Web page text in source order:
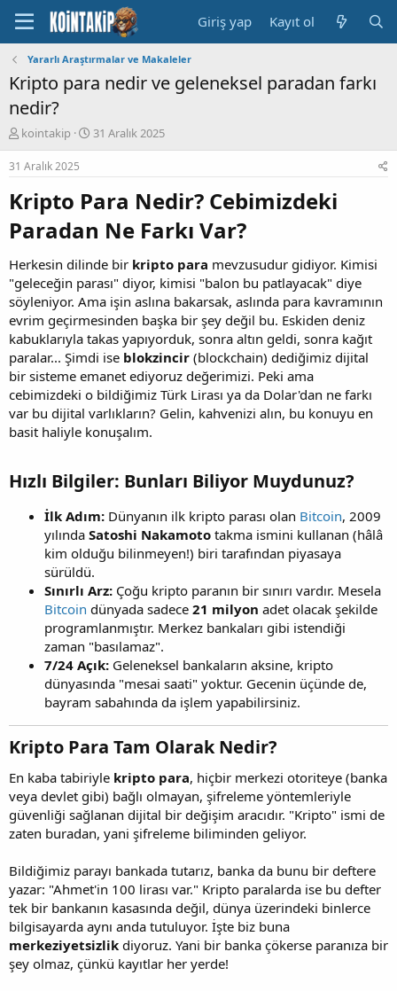
Giriş yap Kayıt ol
Yararlı Araştırmalar ve Makaleler
Kripto para nedir ve geleneksel paradan farkı
nedir?
K
o
n
y
u
B
a
ş
a
t
a
n
kointakip
B
a
a
n
g
ı
ç
a
r
i
h
i
31 Aralık 2025
31 Aralık 2025
Kripto Para Nedir? Cebimizdeki
Paradan Ne Farkı Var?​
Herkesin dilinde bir kripto para mevzusudur gidiyor. Kimisi
"geleceğin parası" diyor, kimisi "balon bu patlayacak" diye
söyleniyor. Ama işin aslına bakarsak, aslında para kavramının
evrim geçirmesinden başka bir şey değil bu. Eskiden deniz
kabuklarıyla takas yapıyorduk, sonra altın geldi, sonra kağıt
paralar... Şimdi ise blokzincir (blockchain) dediğimiz dijital
bir sisteme emanet ediyoruz değerimizi. Peki ama
cebimizdeki o bildiğimiz Türk Lirası ya da Dolar'dan ne farkı
var bu dijital varlıkların? Gelin, kahvenizi alın, bu konuyu en
basit haliyle konuşalım.
Hızlı Bilgiler: Bunları Biliyor Muydunuz?​
İlk Adım: Dünyanın ilk kripto parası olan Bitcoin, 2009
yılında Satoshi Nakamoto takma ismini kullanan (hâlâ
kim olduğu bilinmeyen!) biri tarafından piyasaya
sürüldü.
Sınırlı Arz: Çoğu kripto paranın bir sınırı vardır. Mesela
Bitcoin dünyada sadece 21 milyon adet olacak şekilde
programlanmıştır. Merkez bankaları gibi istendiği
zaman "basılamaz".
7/24 Açık: Geleneksel bankaların aksine, kripto
dünyasında "mesai saati" yoktur. Gecenin üçünde de,
bayram sabahında da işlem yapabilirsiniz.
Kripto Para Tam Olarak Nedir?​
En kaba tabiriyle kripto para, hiçbir merkezi otoriteye (banka
veya devlet gibi) bağlı olmayan, şifreleme yöntemleriyle
güvenliği sağlanan dijital bir değişim aracıdır. "Kripto" ismi de
zaten buradan, yani şifreleme biliminden geliyor.
Bildiğimiz parayı bankada tutarız, banka da bunu bir deftere
yazar: "Ahmet'in 100 lirası var." Kripto paralarda ise bu defter
tek bir bankanın kasasında değil, dünya üzerindeki binlerce
bilgisayarda aynı anda tutuluyor. İşte biz buna
merkeziyetsizlik diyoruz. Yani bir banka çökerse paranıza bir
şey olmaz, çünkü kayıtlar her yerde!